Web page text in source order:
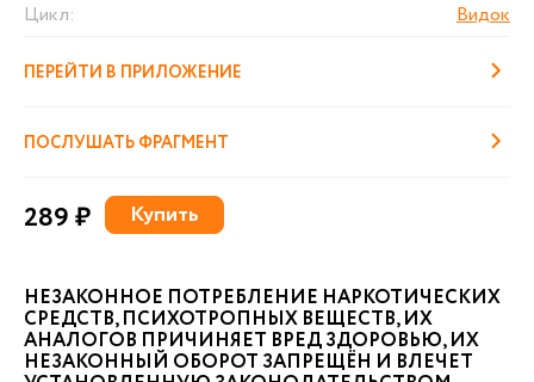
Цикл:
Видок
ПЕРЕЙТИ В ПРИЛОЖЕНИЕ
ПОСЛУШАТЬ ФРАГМЕНТ
289 ₽ Купить
НЕЗАКОННОЕ ПОТРЕБЛЕНИЕ НАРКОТИЧЕСКИХ
СРЕДСТВ, ПСИХОТРОПНЫХ ВЕЩЕСТВ, ИХ
АНАЛОГОВ ПРИЧИНЯЕТ ВРЕД ЗДОРОВЬЮ, ИХ
НЕЗАКОННЫЙ ОБОРОТ ЗАПРЕЩЁН И ВЛЕЧЕТ